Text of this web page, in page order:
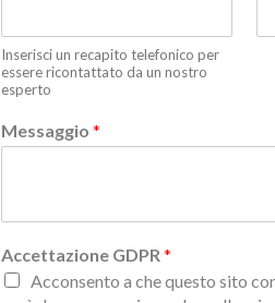
Inserisci un recapito telefonico per
essere ricontattato da un nostro
esperto
Messaggio *
Accettazione GDPR *
Acconsento a che questo sito